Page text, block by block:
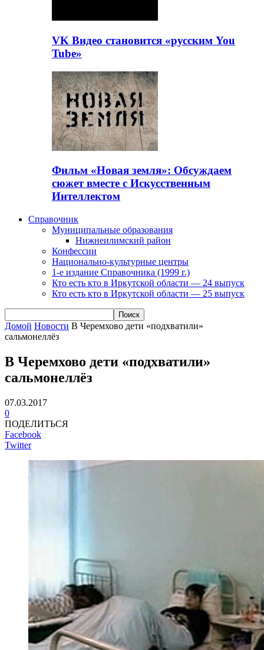
VK Видео становится «русским You
Tube»
Фильм «Новая земля»: Обсуждаем
сюжет вместе с Искусственным
Интеллектом
Справочник
Муниципальные образования
Нижнеилимский район
Конфессии
Национально-культурные центры
1-е издание Справочника (1999 г.)
Кто есть кто в Иркутской области — 24 выпуск
Кто есть кто в Иркутской области — 25 выпуск
Домой Новости В Черемхово дети «подхватили»
сальмонеллёз
В Черемхово дети «подхватили»
сальмонеллёз
07.03.2017
0
ПОДЕЛИТЬСЯ
Facebook
Twitter